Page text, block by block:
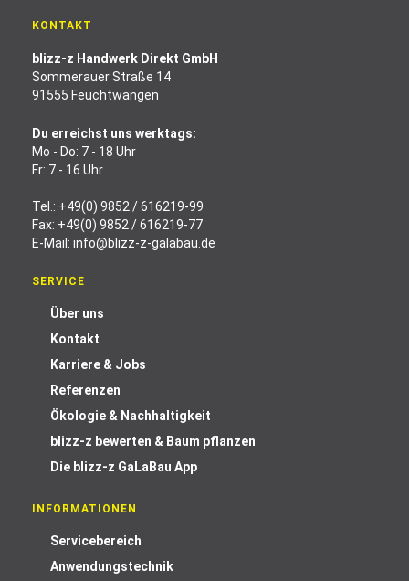
KONTAKT
blizz-z Handwerk Direkt GmbH
Sommerauer Straße 14
91555 Feuchtwangen
Du erreichst uns werktags:
Mo - Do: 7 - 18 Uhr
Fr: 7 - 16 Uhr
Tel.: +49(0) 9852 / 616219-99
Fax: +49(0) 9852 / 616219-77
E-Mail: info@blizz-z-galabau.de
SERVICE
Über uns
Kontakt
Karriere & Jobs
Referenzen
Ökologie & Nachhaltigkeit
blizz-z bewerten & Baum pflanzen
Die blizz-z GaLaBau App
INFORMATIONEN
Servicebereich
Anwendungstechnik